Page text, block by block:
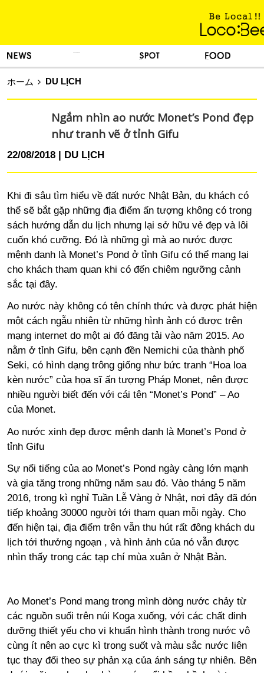
ホーム DU LỊCH
Ngắm nhìn ao nước Monet’s Pond đẹp
như tranh vẽ ở tỉnh Gifu
22/08/2018 DU LỊCH
Khi đi sâu tìm hiểu về đất nước Nhật Bản, du khách có
thể sẽ bắt gặp những địa điểm ấn tượng không có trong
sách hướng dẫn du lịch nhưng lại sở hữu vẻ đẹp và lôi
cuốn khó cưỡng. Đó là những gì mà ao nước được
mệnh danh là Monet’s Pond ở tỉnh Gifu có thể mang lại
cho khách tham quan khi có đến chiêm ngưỡng cảnh
sắc tại đây.
Ao nước này không có tên chính thức và được phát hiện
một cách ngẫu nhiên từ những hình ảnh có được trên
mạng internet do một ai đó đăng tải vào năm 2015. Ao
nằm ở tỉnh Gifu, bên cạnh đền Nemichi của thành phố
Seki, có hình dạng trông giống như bức tranh “Hoa loa
kèn nước” của họa sĩ ấn tượng Pháp Monet, nên được
nhiều người biết đến với cái tên “Monet’s Pond” – Ao
của Monet.
Ao nước xinh đẹp được mệnh danh là Monet’s Pond ở
tỉnh Gifu
Sự nổi tiếng của ao Monet’s Pond ngày càng lớn mạnh
và gia tăng trong những năm sau đó. Vào tháng 5 năm
2016, trong kì nghỉ Tuần Lễ Vàng ở Nhật, nơi đây đã đón
tiếp khoảng 30000 người tới tham quan mỗi ngày. Cho
đến hiện tại, địa điểm trên vẫn thu hút rất đông khách du
lịch tới thưởng ngoạn , và hình ảnh của nó vẫn được
nhìn thấy trong các tạp chí mùa xuân ở Nhật Bản.
Ao Monet’s Pond mang trong mình dòng nước chảy từ
các nguồn suối trên núi Koga xuống, với các chất dinh
dưỡng thiết yếu cho vi khuẩn hình thành trong nước vô
cùng ít nên ao cực kì trong suốt và màu sắc nước liên
tục thay đổi theo sự phản xạ của ánh sáng tự nhiên. Bên